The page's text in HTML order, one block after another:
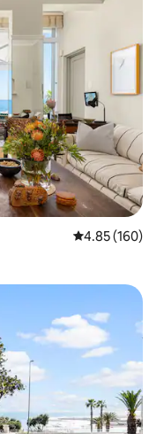
औसत रेटिंग 5 में से
4.85 (160)